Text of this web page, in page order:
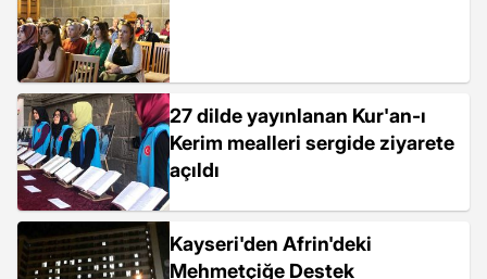
27 dilde yayınlanan Kur'an-ı
Kerim mealleri sergide ziyarete
açıldı
Kayseri'den Afrin'deki
Mehmetçiğe Destek